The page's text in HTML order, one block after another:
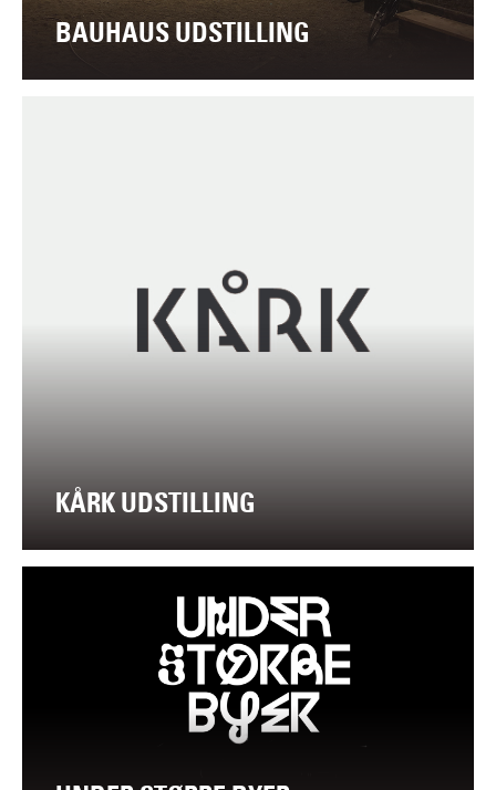
BAUHAUS UDSTILLING
KÅRK UDSTILLING